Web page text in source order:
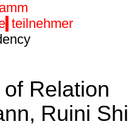
teilnehmer
Relation
Ruini Shi